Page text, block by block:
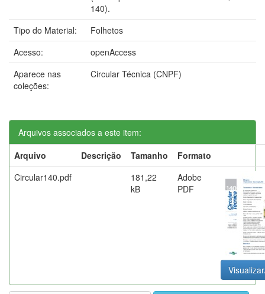
140).
Tipo do Material:
Folhetos
Acesso:
openAccess
Aparece nas
coleções:
Circular Técnica (CNPF)
Arquivos associados a este item:
Arquivo
Descrição Tamanho
Formato
Circular140.pdf
181,22
kB
Adobe
PDF